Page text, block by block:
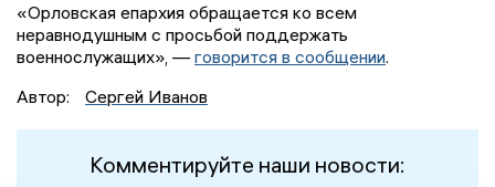
«Орловская епархия обращается ко всем
неравнодушным с просьбой поддержать
военнослужащих», — говорится в сообщении.
Автор:
Сергей Иванов
Комментируйте наши новости: